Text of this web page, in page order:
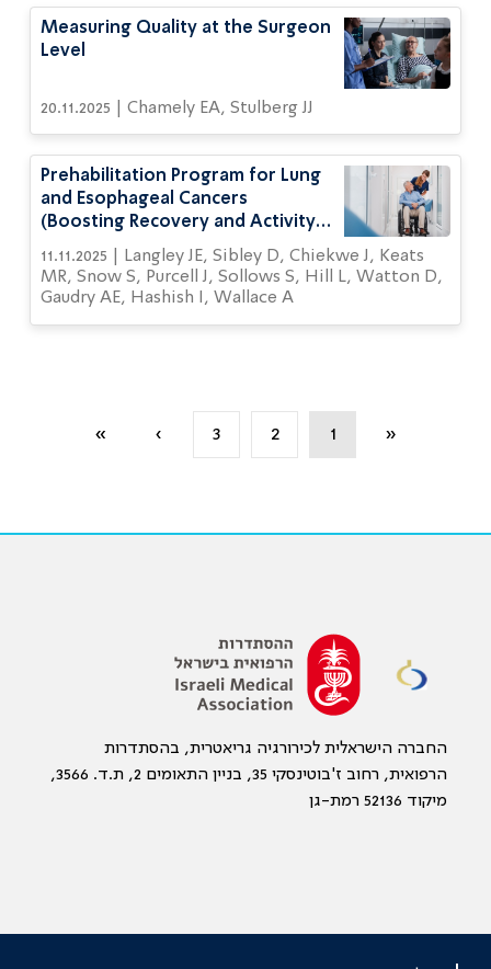
Measuring Quality at the Surgeon
Level
20.11.2025 | Chamely EA, Stulberg JJ
Prehabilitation Program for Lung
and Esophageal Cancers
(Boosting Recovery and Activity
Through Early Wellness): Protocol
for a Nonrandomized Trial
11.11.2025 | Langley JE, Sibley D, Chiekwe J, Keats
MR, Snow S, Purcell J, Sollows S, Hill L, Watton D,
Gaudry AE, Hashish I, Wallace A
«
1
2
3
›
»
החברה הישראלית לכירורגיה גריאטרית, בהסתדרות
הרפואית, רחוב ז'בוטינסקי 35, בניין התאומים 2, ת.ד. 3566,
מיקוד 52136 רמת-גן